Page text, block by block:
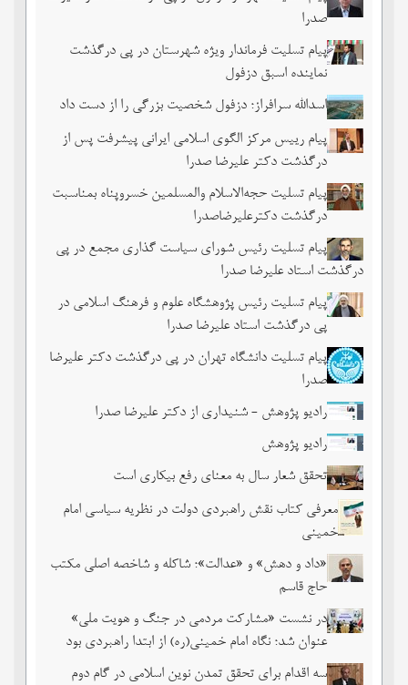
صدرا
پیام تسلیت فرماندار ویژه شهرستان در پی درگذشت
نماینده اسبق دزفول
اسدالله سرافراز؛ دزفول شخصیت بزرگی را از دست داد
پیام رییس مرکز الگوی اسلامی ایرانی پیشرفت پس از
درگذشت دکتر علیرضا صدرا
پیام تسلیت حجه‌الاسلام والمسلمین خسروپناه بمناسبت
درگذشت دکترعلیرضاصدرا
پیام تسلیت رئیس شورای سیاست گذاری مجمع در پی
درگذشت استاد علیرضا صدرا
پیام تسلیت رئیس پژوهشگاه علوم و فرهنگ اسلامی در
پی درگذشت استاد علیرضا صدرا
پیام تسلیت دانشگاه تهران در پی درگذشت دکتر علیرضا
صدرا
رادیو پژوهش - شنیداری از دکتر علیرضا صدرا
رادیو پژوهش
تحقق شعار سال به معنای رفع بیکاری است
معرفی کتاب نقش راهبردی دولت در نظریه سیاسی امام
خمینی
«داد و دهش» و «عدالت»؛ شاکله و شاخصه اصلی مکتب
حاج قاسم
در نشست «مشارکت مردمی در جنگ و هویت ملی»
عنوان شد؛ نگاه امام خمینی(ره) از ابتدا راهبردی بود
سه اقدام برای تحقق تمدن نوین اسلامی در گام دوم